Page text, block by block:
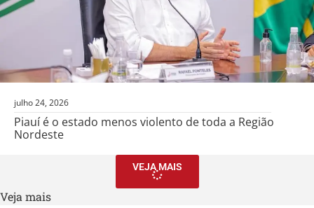
julho 24, 2026
Piauí é o estado menos violento de toda a Região
Nordeste
VEJA MAIS
Veja mais